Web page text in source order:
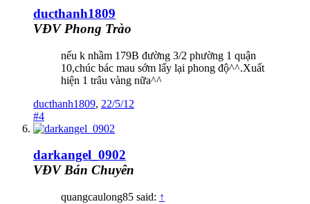
ducthanh1809
VĐV Phong Trào
nếu k nhầm 179B đường 3/2 phường 1 quận
10,chúc bác mau sớm lấy lại phong độ^^.Xuất
hiện 1 trâu vàng nữa^^
ducthanh1809, 22/5/12
#4
darkangel_0902
VĐV Bán Chuyên
quangcaulong85 said: ↑